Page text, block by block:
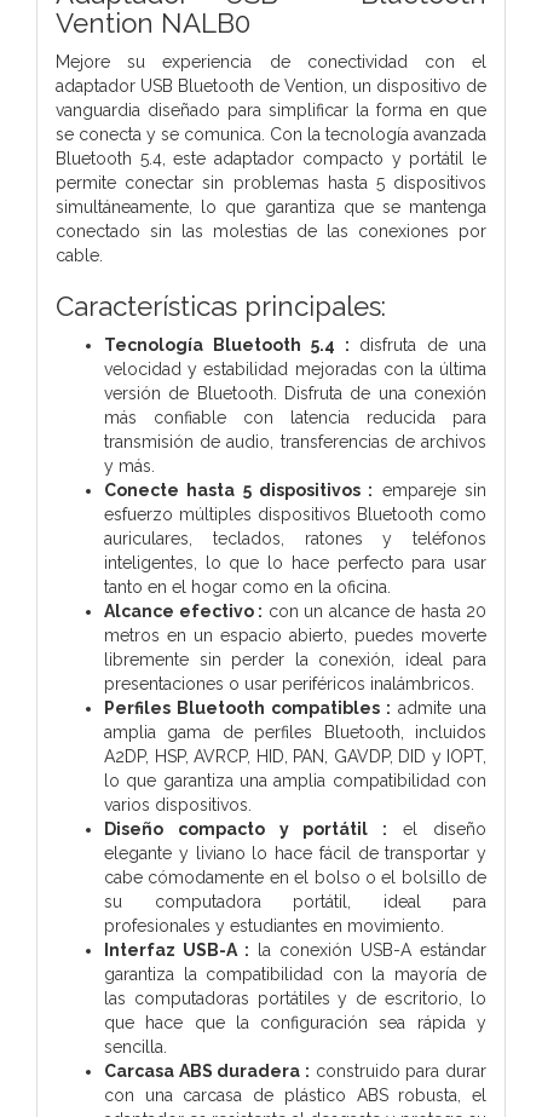
Vention NALB0
Mejore su experiencia de conectividad con el
adaptador USB Bluetooth de Vention, un dispositivo de
vanguardia diseñado para simplificar la forma en que
se conecta y se comunica. Con la tecnología avanzada
Bluetooth 5.4, este adaptador compacto y portátil le
permite conectar sin problemas hasta 5 dispositivos
simultáneamente, lo que garantiza que se mantenga
conectado sin las molestias de las conexiones por
cable.
Características principales:
Tecnología Bluetooth 5.4 : disfruta de una
velocidad y estabilidad mejoradas con la última
versión de Bluetooth. Disfruta de una conexión
más confiable con latencia reducida para
transmisión de audio, transferencias de archivos
y más.
Conecte hasta 5 dispositivos : empareje sin
esfuerzo múltiples dispositivos Bluetooth como
auriculares, teclados, ratones y teléfonos
inteligentes, lo que lo hace perfecto para usar
tanto en el hogar como en la oficina.
Alcance efectivo : con un alcance de hasta 20
metros en un espacio abierto, puedes moverte
libremente sin perder la conexión, ideal para
presentaciones o usar periféricos inalámbricos.
Perfiles Bluetooth compatibles : admite una
amplia gama de perfiles Bluetooth, incluidos
A2DP, HSP, AVRCP, HID, PAN, GAVDP, DID y IOPT,
lo que garantiza una amplia compatibilidad con
varios dispositivos.
Diseño compacto y portátil : el diseño
elegante y liviano lo hace fácil de transportar y
cabe cómodamente en el bolso o el bolsillo de
su computadora portátil, ideal para
profesionales y estudiantes en movimiento.
Interfaz USB-A : la conexión USB-A estándar
garantiza la compatibilidad con la mayoría de
las computadoras portátiles y de escritorio, lo
que hace que la configuración sea rápida y
sencilla.
Carcasa ABS duradera : construido para durar
con una carcasa de plástico ABS robusta, el